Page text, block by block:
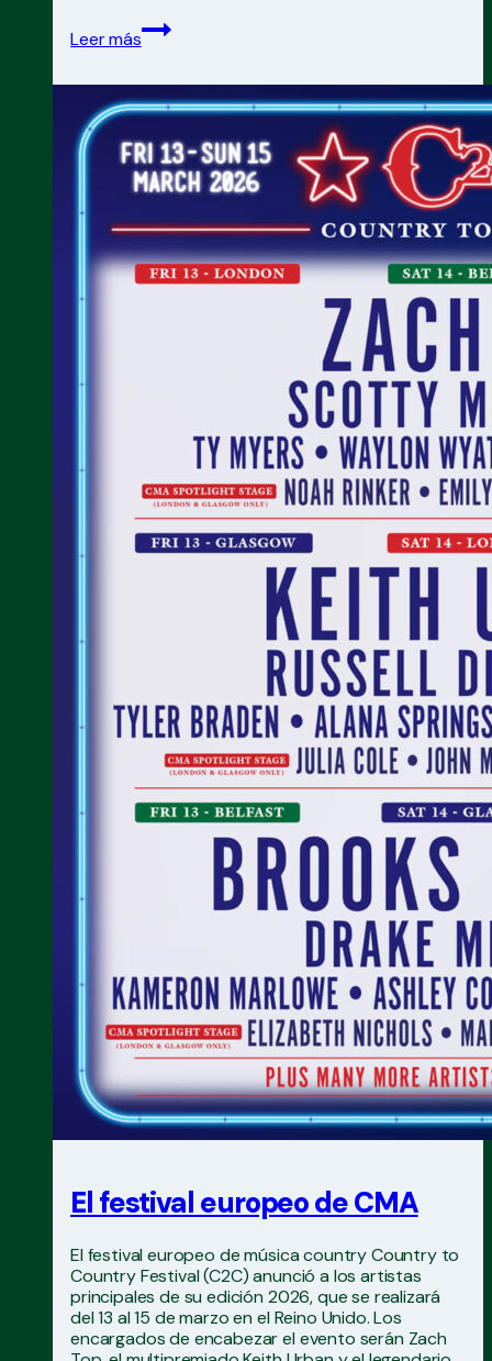
Leer más
CMA
Fest
IMPRESIONANTE
El festival europeo de CMA
El festival europeo de música country Country to
Country Festival (C2C) anunció a los artistas
principales de su edición 2026, que se realizará
del 13 al 15 de marzo en el Reino Unido. Los
encargados de encabezar el evento serán Zach